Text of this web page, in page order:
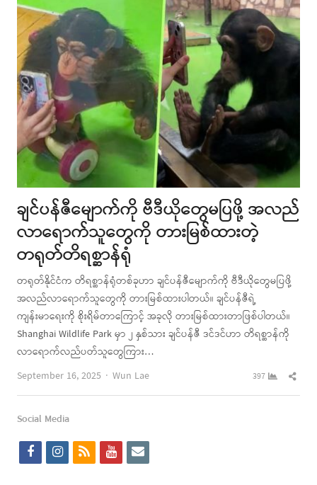
ချင်ပန်ဇီမျောက်ကို ဗီဒီယိုတွေမပြဖို့ အလည်
လာရောက်သူတွေကို တားမြစ်ထားတဲ့
တရုတ်တိရစ္ဆာန်ရုံ
တရုတ်နိုင်ငံက တိရစ္ဆာန်ရုံတစ်ခုဟာ ချင်ပန်ဇီမျောက်ကို ဗီဒီယိုတွေမပြဖို့
အလည်လာရောက်သူတွေကို တားမြစ်ထားပါတယ်။ ချင်ပန်ဇီရဲ့
ကျန်းမာရေးကို စိုးရိမ်တာကြောင့် အခုလို တားမြစ်ထားတာဖြစ်ပါတယ်။
Shanghai Wildlife Park မှာ ၂ နှစ်သား ချင်ပန်ဇီ ဒင်ဒင်ဟာ တိရစ္ဆာန်ကို
လာရောက်လည်ပတ်သူတွေကြား…
September 16, 2025
Author
Wun Lae 397
Social Media
f
i
r
y
e